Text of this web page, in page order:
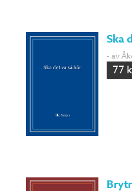
Ska
- av
77